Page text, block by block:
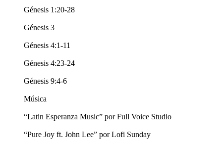
Génesis 1:20-28
Génesis 3
Génesis 4:1-11
Génesis 4:23-24
Génesis 9:4-6
Música
“Latin Esperanza Music” por Full Voice Studio
“Pure Joy ft. John Lee” por Lofi Sunday